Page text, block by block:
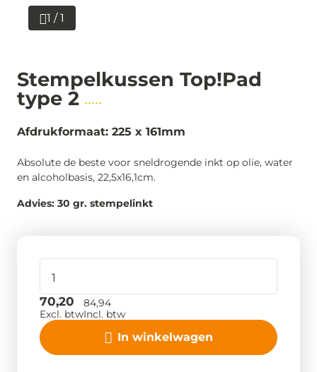
1 / 1
Stempelkussen Top!Pad
type 2
Afdrukformaat: 225 x 161mm
Absolute de beste voor sneldrogende inkt op olie, water
en alcoholbasis, 22,5x16,1cm.
Advies: 30 gr. stempelinkt
In winkelwagen
70,20
Excl. btw
84,94
Incl. btw